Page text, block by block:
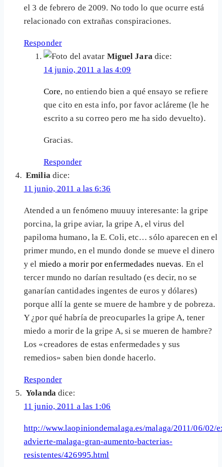
el 3 de febrero de 2009. No todo lo que ocurre está
relacionado con extrañas conspiraciones.
Responder
Miguel Jara dice:
14 junio, 2011 a las 4:09
Core, no entiendo bien a qué ensayo se refiere
que cito en esta info, por favor acláreme (le he
escrito a su correo pero me ha sido devuelto).
Gracias.
Responder
Emilia dice:
11 junio, 2011 a las 6:36
Atended a un fenómeno muuuy interesante: la gripe
porcina, la gripe aviar, la gripe A, el virus del
papiloma humano, la E. Coli, etc… sólo aparecen en el
primer mundo, en el mundo donde se mueve el dinero
y el miedo a morir por enfermedades nuevas. En el
tercer mundo no darían resultado (es decir, no se
ganarían cantidades ingentes de euros y dólares)
porque allí la gente se muere de hambre y de pobreza.
Y ¿por qué habría de preocuparles la gripe A, tener
miedo a morir de la gripe A, si se mueren de hambre?
Los «creadores de estas enfermedades y sus
remedios» saben bien donde hacerlo.
Responder
Yolanda dice:
11 junio, 2011 a las 1:06
http://www.laopiniondemalaga.es/malaga/2011/06/02/
advierte-malaga-gran-aumento-bacterias-
resistentes/426995.html